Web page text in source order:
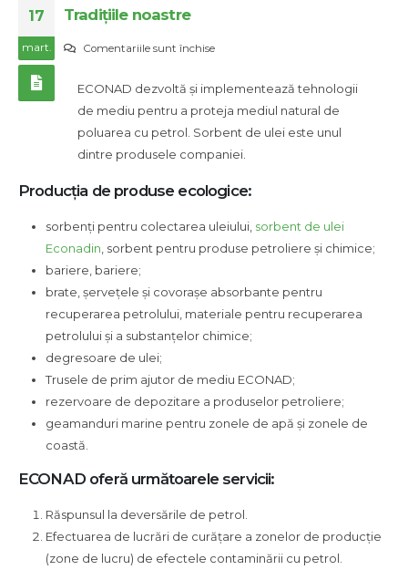
17
mart.
Tradițiile noastre
Comentariile sunt închisepentru
noastre
ECONAD dezvoltă și implementează tehnologii
de mediu pentru a proteja mediul natural de
poluarea cu petrol. Sorbent de ulei este unul
dintre produsele companiei.
Producția de produse ecologice:
sorbenți pentru colectarea uleiului, sorbent de ulei
Econadin , sorbent pentru produse petroliere și chimice;
bariere, bariere;
brate, șervețele și covorașe absorbante pentru
recuperarea petrolului, materiale pentru recuperarea
petrolului și a substanțelor chimice;
degresoare de ulei;
Trusele de prim ajutor de mediu ECONAD;
rezervoare de depozitare a produselor petroliere;
geamanduri marine pentru zonele de apă și zonele de
coastă.
ECONAD oferă următoarele servicii:
Răspunsul la deversările de petrol.
Efectuarea de lucrări de curățare a zonelor de producție
(zone de lucru) de efectele contaminării cu petrol.